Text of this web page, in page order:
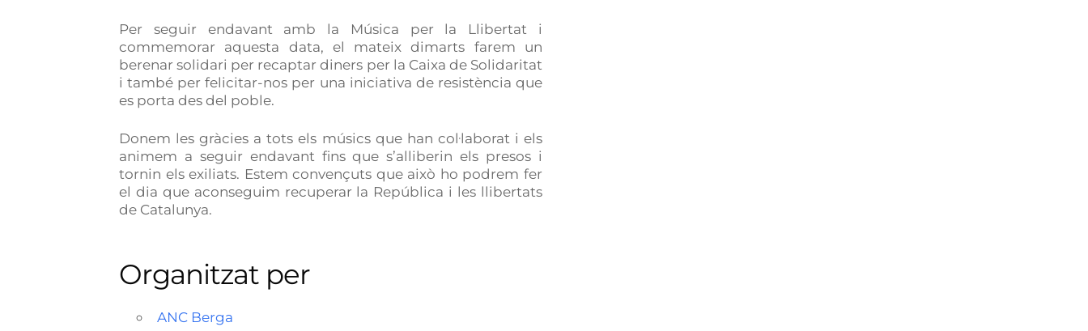
Per seguir endavant amb la Música per la Llibertat i
commemorar aquesta data, el mateix dimarts farem un
berenar solidari per recaptar diners per la Caixa de Solidaritat
i també per felicitar-nos per una iniciativa de resistència que
es porta des del poble.
Donem les gràcies a tots els músics que han col·laborat i els
animem a seguir endavant fins que s’alliberin els presos i
tornin els exiliats. Estem convençuts que això ho podrem fer
el dia que aconseguim recuperar la República i les llibertats
de Catalunya.
Organitzat per
ANC Berga